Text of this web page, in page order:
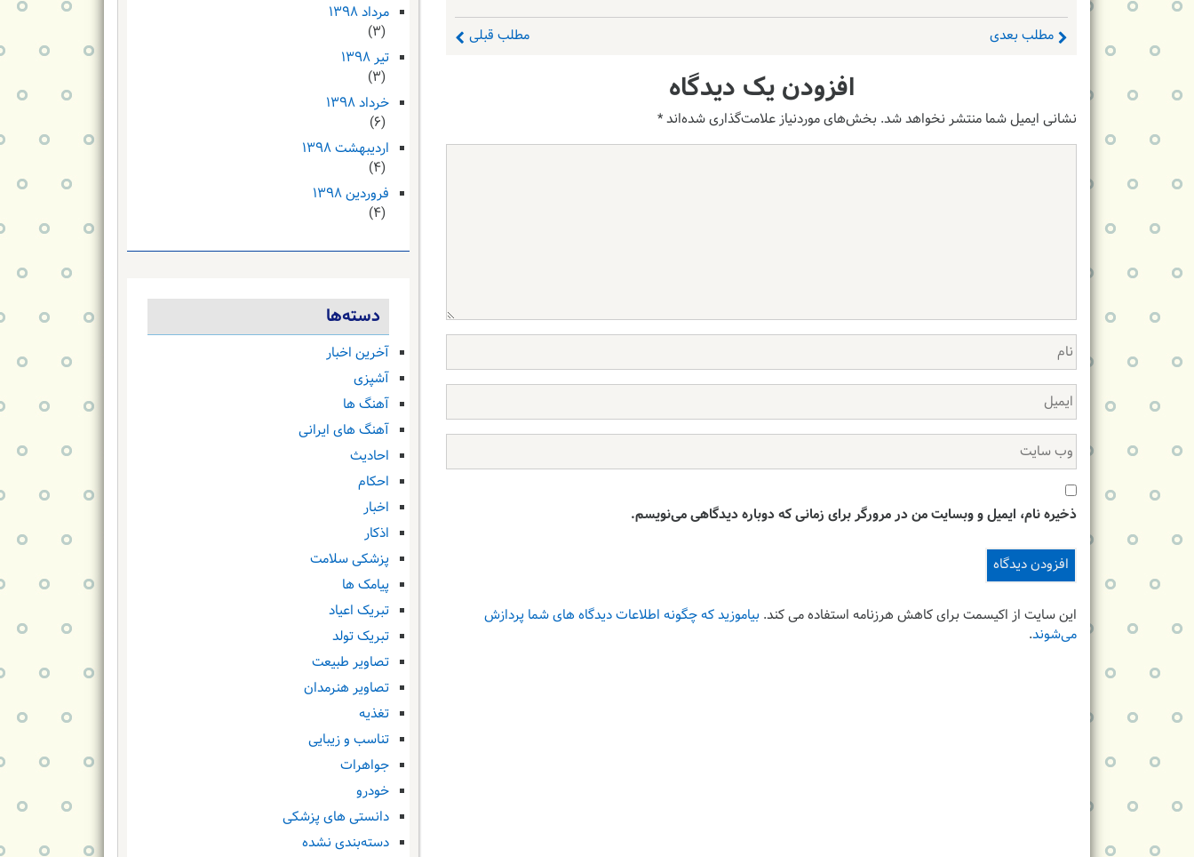
مطلب قبلی مطلب بعدی
افزودن یک دیدگاه
نشانی ایمیل شما منتشر نخواهد شد. بخش‌های موردنیاز علامت‌گذاری شده‌اند*
ذخیره نام، ایمیل و وبسایت من در مرورگر برای زمانی که دوباره دیدگاهی می‌نویسم.
این سایت از اکیسمت برای کاهش هرزنامه استفاده می کند. بیاموزید که چگونه اطلاعات دیدگاه های شما پردازش
می‌شوند.
مرداد ۱۳۹۸
(۳)
تیر ۱۳۹۸
(۳)
خرداد ۱۳۹۸
(۶)
اردیبهشت ۱۳۹۸
(۴)
فروردین ۱۳۹۸
(۴)
دسته‌ها
آخرین اخبار
آشپزی
آهنگ ها
آهنگ های ایرانی
احادیث
احکام
اخبار
اذکار
پزشکی سلامت
پیامک ها
تبریک اعیاد
تبریک تولد
تصاویر طبیعت
تصاویر هنرمدان
تغذیه
تناسب و زیبایی
جواهرات
خودرو
دانستی های پزشکی
دسته‌بندی نشده